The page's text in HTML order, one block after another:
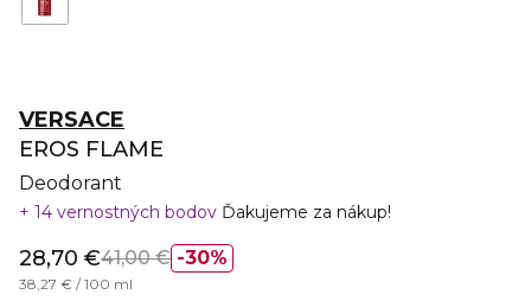
VERSACE
EROS FLAME
Deodorant
14 vernostných bodov Ďakujeme za nákup!
30%
28,70 €41,00 €
38,27 € / 100 ml